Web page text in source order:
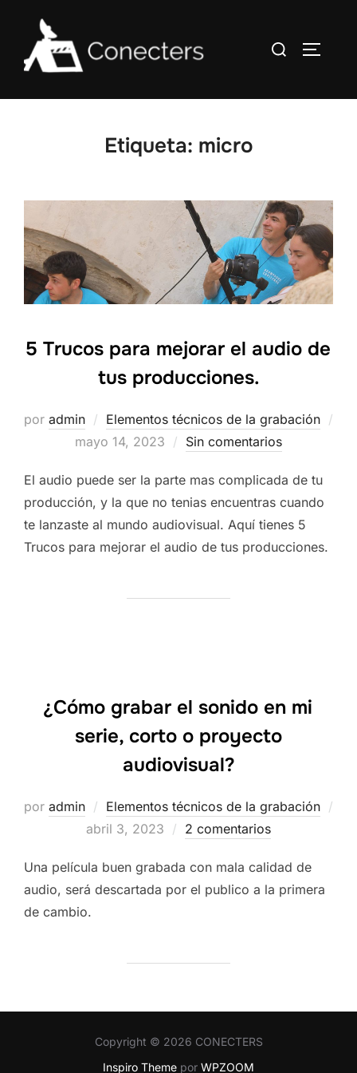
contenido
Buscar:
Etiqueta: micro
5 Trucos para mejorar el audio de
tus producciones.
por admin
Elementos técnicos de la grabación
Publicado
mayo 14, 2023 Sin comentarios
El audio puede ser la parte mas complicada de tu
producción, y la que no tenias encuentras cuando
te lanzaste al mundo audiovisual. Aquí tienes 5
Trucos para mejorar el audio de tus producciones.
¿Cómo grabar el sonido en mi
serie, corto o proyecto
audiovisual?
por admin
Elementos técnicos de la grabación
Publicado
abril 3, 2023 2 comentarios
Una película buen grabada con mala calidad de
audio, será descartada por el publico a la primera
de cambio.
Copyright © 2026 CONECTERS
Inspiro Theme por WPZOOM